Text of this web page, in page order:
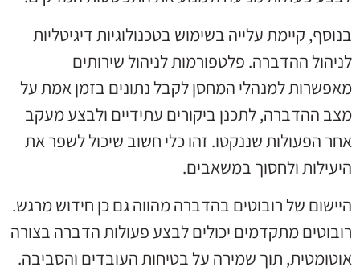
בנוסף, קיימת עלייה בשימוש בטכנולוגיות דיגיטליות
לניהול ההדברה. פלטפורמות לניהול שירותים
מאפשרות למנהלי המחסן לקבל נתונים בזמן אמת על
מצב ההדברה, לתכנן ביקורים עתידיים ולבצע מעקב
אחר הפעולות שננקטו. זהו כלי חשוב שיכול לשפר את
היעילות ולחסוך במשאבים.
היישום של רובוטים בהדברה מהווה גם כן חידוש מרגש.
רובוטים מתקדמים יכולים לבצע פעולות הדברה בצורה
אוטומטית, תוך שמירה על בטיחות העובדים והסביבה.